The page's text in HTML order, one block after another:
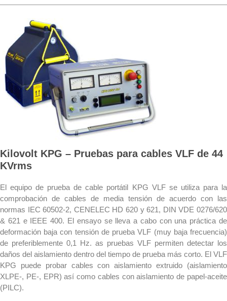
Kilovolt KPG – Pruebas para cables VLF de 44
KVrms
El equipo de prueba de cable portátil KPG VLF se utiliza para la
comprobación de cables de media tensión de acuerdo con las
normas IEC 60502-2, CENELEC HD 620 y 621, DIN VDE 0276/620
& 621 e IEEE 400. El ensayo se lleva a cabo con una práctica de
deformación baja con tensión de prueba VLF (muy baja frecuencia)
de preferiblemente 0,1 Hz. as pruebas VLF permiten detectar los
daños del aislamiento dentro del tiempo de prueba más corto. El VLF
KPG puede probar cables con aislamiento extruido (aislamiento
XLPE-, PE-, EPR) así como cables con aislamiento de papel-aceite
(PILC).